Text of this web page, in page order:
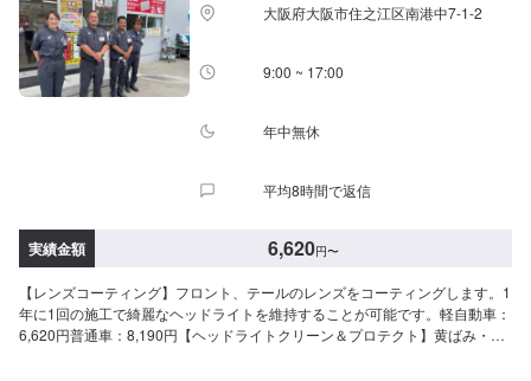
大阪府大阪市住之江区南港中7-1-2
9:00 ~ 17:00
年中無休
平均8時間で返信
実績金額 6,620円〜
【レンズコーティング】フロント、テールのレンズをコーティングします。1
年に1回の施工で綺麗なヘッドライトを維持することが可能です。軽自動車：
6,620円普通車：8,190円【ヘッドライトクリーン＆プロテクト】黄ばみ・く